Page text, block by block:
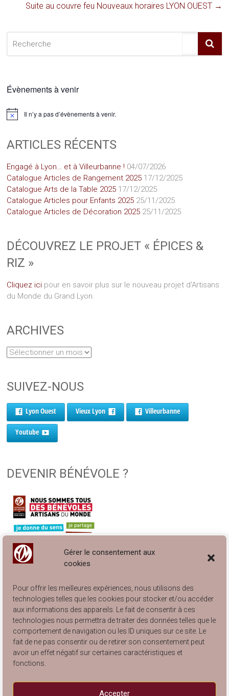
Gérer le consentement aux
cookies
Pour offrir les meilleures expériences, nous utilisons des
technologies telles que les cookies pour stocker et/ou accéder
aux informations des appareils. Le fait de consentir à ces
technologies nous permettra de traiter des données telles que le
comportement de navigation ou les ID uniques sur ce site. Le
fait de ne pas consentir ou de retirer son consentement peut
avoir un effet négatif sur certaines caractéristiques et
fonctions.
Accepter
Suite au couvre feu Nouveaux horaires LYON OUEST →
Évènements à venir
Notice Il n’y a pas d’évènements à venir.
ARTICLES RÉCENTS
Engagé à Lyon… et à Villeurbanne ! 04/07/2026
Catalogue Articles de Rangement 2025 17/12/2025
Catalogue Arts de la Table 2025 17/12/2025
Catalogue Articles pour Enfants 2025 25/11/2025
Catalogue Articles de Décoration 2025 25/11/2025
DÉCOUVREZ LE PROJET « ÉPICES &
RIZ »
Cliquez ici pour en savoir plus sur le nouveau projet d'Artisans
du Monde du Grand Lyon.
ARCHIVES
SUIVEZ-NOUS
Lyon Ouest Vieux Lyon Villeurbanne
Youtube
DEVENIR BÉNÉVOLE ?
Engagé à Lyon… et à Villeurbanne !
Catalogue Articles de Rangement 2025
Catalogue Arts de la Table 2025
Catalogue Articles de Décoration 2025